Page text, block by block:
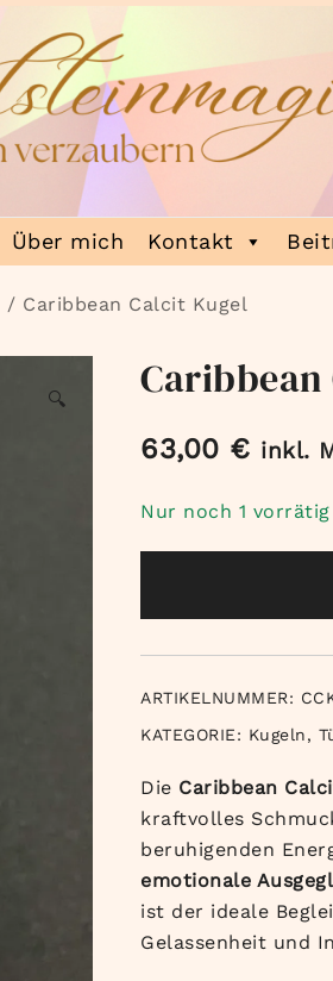
Über mich Kontakt
/ Caribbean Calcit Kugel
🔍
63,00 € inkl.
Nur noch 1 vorrätig
ARTIKELNUMMER:
KATEGORIE: Kugeln,
Die Caribbean
kraftvolles
beruhigenden
emotionale
ist der ideale
Gelassenheit und